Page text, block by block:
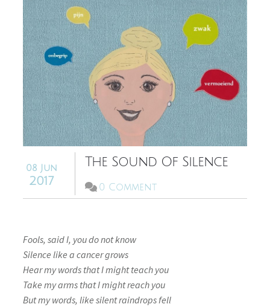
BLOG
BRAVE & CREATIVE
BRAVE LIVING
BRAVE STORIES
Disclaimer
Login
08 Jun
2017
The Sound Of Silence
0 Comment
Fools, said I, you do not know
Silence like a cancer grows
Hear my words that I might teach you
Take my arms that I might reach you
But my words, like silent raindrops fell